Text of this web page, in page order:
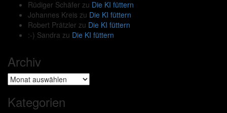
Rüdiger Schäfer zu Die KI füttern
Johannes Kreis zu Die KI füttern
Robert Prätzler zu Die KI füttern
:-) Sandra zu Die KI füttern
Archiv
Archiv
Kategorien